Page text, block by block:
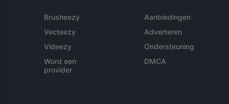
Brusheezy
Vecteezy
Videezy
Word een
provider
Aanbiedingen
Adverteren
Ondersteuning
DMCA